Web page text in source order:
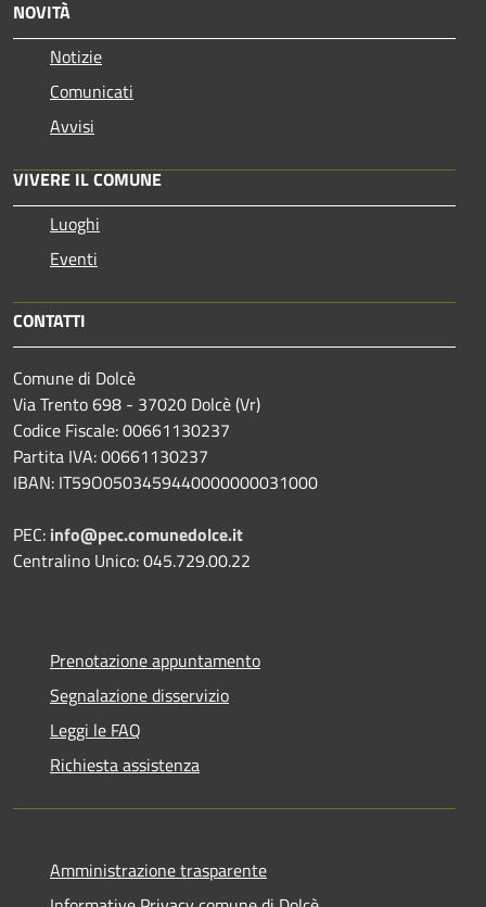
NOVITÀ
Notizie
Comunicati
Avvisi
VIVERE IL COMUNE
Luoghi
Eventi
CONTATTI
Comune di Dolcè
Via Trento 698 - 37020 Dolcè (Vr)
Codice Fiscale: 00661130237
Partita IVA: 00661130237
IBAN: IT59O0503459440000000031000
PEC: info@pec.comunedolce.it
Centralino Unico: 045.729.00.22
Prenotazione appuntamento
Segnalazione disservizio
Leggi le FAQ
Richiesta assistenza
Amministrazione trasparente